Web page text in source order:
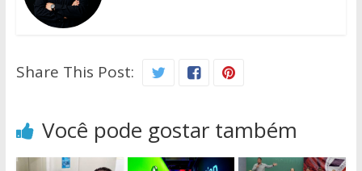
Share This Post:
Você pode gostar também